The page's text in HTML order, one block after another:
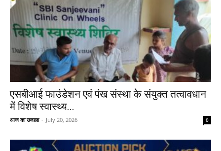
एसबीआई फाउंडेशन एवं पंख संस्था के संयुक्त तत्वावधान
में विशेष स्वास्थ्य...
आज का उजाला - July 20, 2026 0